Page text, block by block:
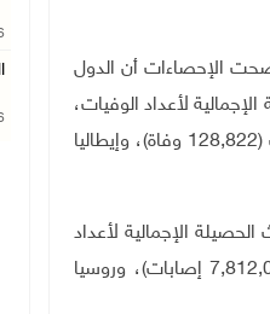
الإحصاءات أن الدول
لأعداد الوفيات،
هي: أميركا (365,620 وفاة)، والبرازيل (197,777 وفاة)، والهند (150,151 وفاة)، والمكسيك (128,822 وفاة)، وإيطاليا
الإجمالية لأعداد
الإصابات، هي: أميركا (21,578,606 إصابات)، والهند (10,375,478 إصابة)، والبرازيل (7,812,007 إصابات)، وروسيا